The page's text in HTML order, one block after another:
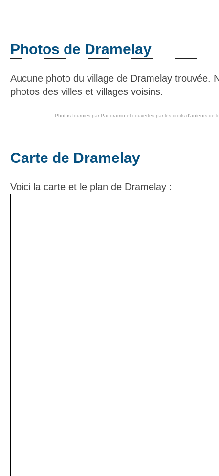
Photos de Dramelay
Aucune photo du village de Dramelay trouvée.
photos des villes et villages voisins.
Photos fournies par Panoramio et couvertes par les droits d'auteurs de
Carte de Dramelay
Voici la carte et le plan de Dramelay :